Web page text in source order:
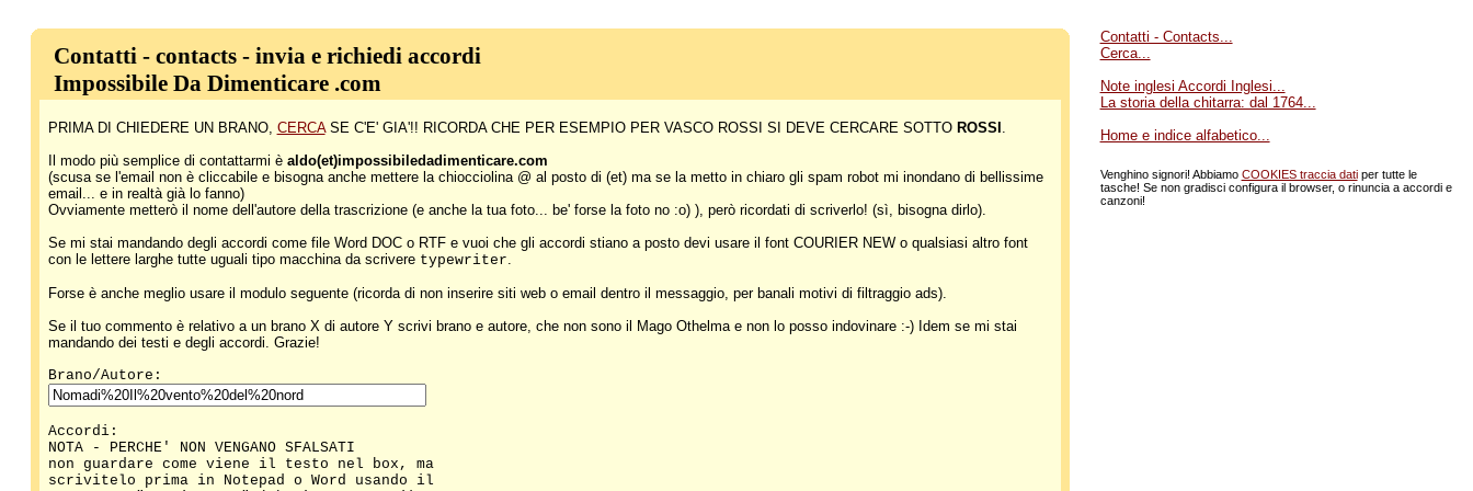
Contatti - contacts - invia e richiedi accordi
Impossibile Da Dimenticare .com
PRIMA DI CHIEDERE UN BRANO, CERCASE C'E' GIA'!! RICORDA CHE PER ESEMPIO PER VASCO ROSSI SI DEVE CERCARE SOTTO ROSSI .
Il modo più semplice di contattarmi è aldo(et)impossibiledadimenticare.com
(scusa se l'email non è cliccabile e bisogna anche mettere la chiocciolina @ al posto di (et) ma se la metto in chiaro gli spam robot mi inondano di bellissime
email... e in realtà già lo fanno)
Ovviamente metterò il nome dell'autore della trascrizione (e anche la tua foto... be' forse la foto no :o) ), però ricordati di scriverlo! (sì, bisogna dirlo).
Se mi stai mandando degli accordi come file Word DOC o RTF e vuoi che gli accordi stiano a posto devi usare il font COURIER NEW o qualsiasi altro font
con le lettere larghe tutte uguali tipo macchina da scrivere typewriter.
Forse è anche meglio usare il modulo seguente (ricorda di non inserire siti web o email dentro il messaggio, per banali motivi di filtraggio ads).
Se il tuo commento è relativo a un brano X di autore Y scrivi brano e autore, che non sono il Mago Othelma e non lo posso indovinare :-) Idem se mi stai
mandando dei testi e degli accordi. Grazie!
Brano/Autore:
Accordi:
NOTA - PERCHE' NON VENGANO SFALSATI
non guardare come viene il testo nel box, ma
scrivitelo prima in Notepad o Word usando il
Contatti - Contacts...
Cerca...
Note inglesi Accordi Inglesi...
La storia della chitarra: dal 1764...
Home e indice alfabetico...
Venghino signori! Abbiamo COOKIES traccia datiper tutte le
tasche! Se non gradisci configura il browser, o rinuncia a accordi e
canzoni!